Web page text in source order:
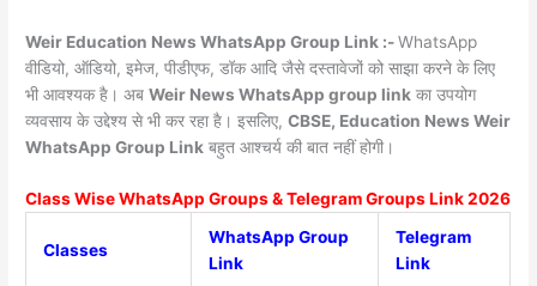
Weir Education News WhatsApp Group Link :-WhatsApp
वीडियो, ऑडियो, इमेज, पीडीएफ, डॉक आदि जैसे दस्तावेजों को साझा करने के लिए
भी आवश्यक है। अबWeir NewsWhatsApp group link का उपयोग
व्यवसाय के उद्देश्य से भी कर रहा है। इसलिए,CBSE, Education News Weir
WhatsApp Group Link बहुत आश्चर्य की बात नहीं होगी।
Class Wise WhatsApp Groups & Telegram Groups Link 2026
Classes
WhatsApp Group
Link
Telegram
Link